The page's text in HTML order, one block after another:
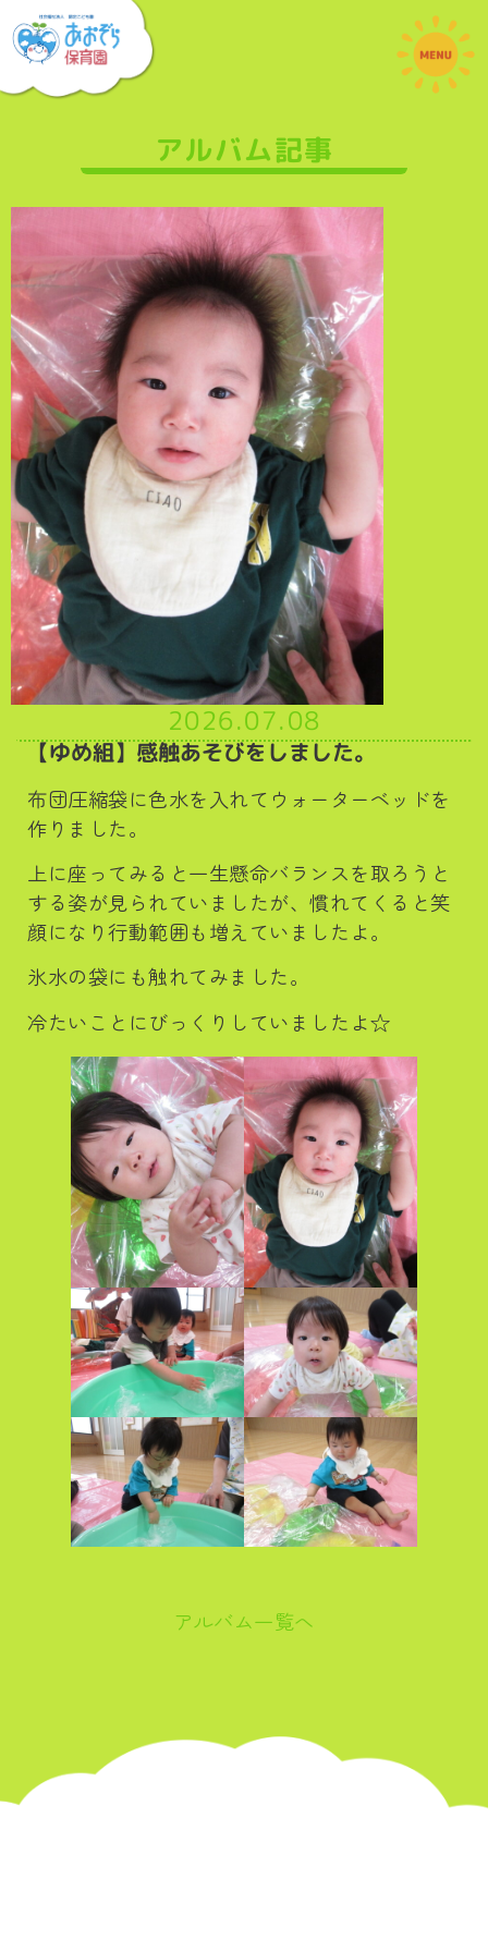
アルバム記事
2026.07.08
【ゆめ組】感触あそびをしました。
布団圧縮袋に色水を入れてウォーターベッドを
作りました。
上に座ってみると一生懸命バランスを取ろうと
する姿が見られていましたが、慣れてくると笑
顔になり行動範囲も増えていましたよ。
氷水の袋にも触れてみました。
冷たいことにびっくりしていましたよ☆
アルバム一覧へ